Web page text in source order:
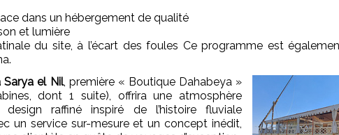
dans un hébergement de qualité
et lumière
du site, à l’écart des foules Ce programme est
Sarya el Nil, première « Boutique Dahabeya »
dont 1 suite), offrira une atmosphère
raffiné inspiré de l’histoire fluviale
un service sur-mesure et un concept inédit,